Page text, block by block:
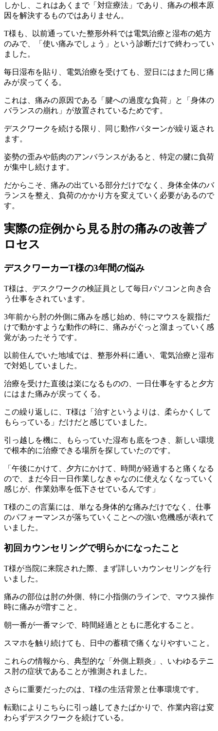
しかし、これはあくまで「対症療法」であり、痛みの根本原
因を解決するものではありません。
T様も、以前通っていた整形外科では電気治療と湿布の処方
のみで、「使い痛みでしょう」という診断だけで終わってい
ました。
毎日湿布を貼り、電気治療を受けても、翌日にはまた同じ痛
みが戻ってくる。
これは、痛みの原因である「腱への過度な負荷」と「身体の
バランスの崩れ」が放置されているためです。
デスクワークを続ける限り、同じ動作パターンが繰り返され
ます。
姿勢の歪みや筋肉のアンバランスがあると、特定の腱に負荷
が集中し続けます。
だからこそ、痛みの出ている部分だけでなく、身体全体のバ
ランスを整え、負荷のかかり方を変えていく必要があるので
す。
実際の症例から見る肘の痛みの改善プ
ロセス
デスクワーカーT様の3年間の悩み
T様は、デスクワークの検証員として毎日パソコンと向き合
う仕事をされています。
3年前から肘の外側に痛みを感じ始め、特にマウスを親指だ
けで動かすような動作の時に、痛みがぐっと溜まっていく感
覚があったそうです。
以前住んでいた地域では、整形外科に通い、電気治療と湿布
で対処していました。
治療を受けた直後は楽になるものの、一日仕事をすると夕方
にはまた痛みが戻ってくる。
この繰り返しに、T様は「治すというよりは、柔らかくして
もらっている」だけだと感じていました。
引っ越しを機に、もらっていた湿布も底をつき、新しい環境
で根本的に治療できる場所を探していたのです。
「午後にかけて、夕方にかけて、時間が経過すると痛くなる
ので、まだ今日一日作業しなきゃなのに使えなくなっていく
感じが、作業効率を低下させているんです」
T様のこの言葉には、単なる身体的な痛みだけでなく、仕事
のパフォーマンスが落ちていくことへの強い危機感が表れて
いました。
初回カウンセリングで明らかになったこと
T様が当院に来院された際、まず詳しいカウンセリングを行
いました。
痛みの部位は肘の外側、特に小指側のラインで、マウス操作
時に痛みが増すこと。
朝一番が一番マシで、時間経過とともに悪化すること。
スマホを触り続けても、日中の蓄積で痛くなりやすいこと。
これらの情報から、典型的な「外側上顆炎」、いわゆるテニ
ス肘の症状であることが推測されました。
さらに重要だったのは、T様の生活背景と仕事環境です。
転勤によりこちらに引っ越してきたばかりで、作業内容は変
わらずデスクワークを続けている。